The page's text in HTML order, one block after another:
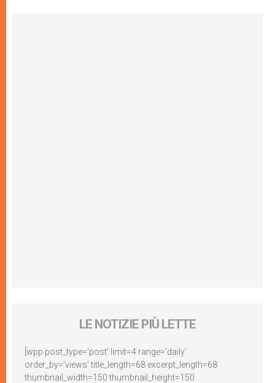
LE NOTIZIE PIÙ LETTE
[wpp post_type='post' limit=4 range='daily'
order_by='views' title_length=68 excerpt_length=68
thumbnail_width=150 thumbnail_height=150